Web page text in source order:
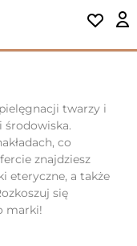
twarzy i
środowiska.
co
znajdziesz
eteryczne, a także
się
marki!